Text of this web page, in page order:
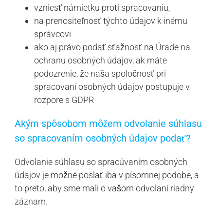
vzniesť námietku proti spracovaniu,
na prenositeľnosť týchto údajov k inému
správcovi
ako aj právo podať sťažnosť na Úrade na
ochranu osobných údajov, ak máte
podozrenie, že naša spoločnosť pri
spracovaní osobných údajov postupuje v
rozpore s GDPR
Akým spôsobom môžem odvolanie súhlasu
so spracovaním osobných údajov podať?
Odvolanie súhlasu so spracúvaním osobných
údajov je možné poslať iba v písomnej podobe, a
to preto, aby sme mali o vašom odvolaní riadny
záznam.